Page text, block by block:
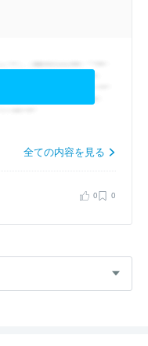
全ての内容を見る
0 0